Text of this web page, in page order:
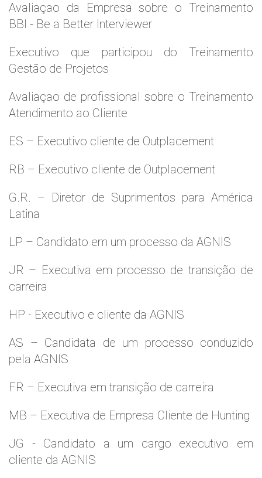
Avaliaçao da Empresa sobre o Treinamento
BBI - Be a Better Interviewer
Executivo que participou do Treinamento
Gestão de Projetos
Avaliaçao de profissional sobre o Treinamento
Atendimento ao Cliente
ES – Executivo cliente de Outplacement
RB – Executivo cliente de Outplacement
G.R. – Diretor de Suprimentos para América
Latina
LP – Candidato em um processo da AGNIS
JR – Executiva em processo de transição de
carreira
HP - Executivo e cliente da AGNIS
AS – Candidata de um processo conduzido
pela AGNIS
FR – Executiva em transição de carreira
MB – Executiva de Empresa Cliente de Hunting
JG - Candidato a um cargo executivo em
cliente da AGNIS